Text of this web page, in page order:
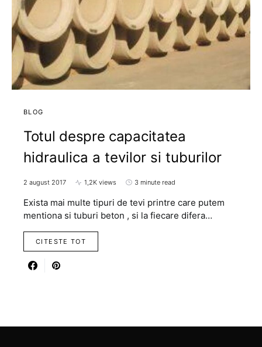
BLOG
Totul despre capacitatea
hidraulica a tevilor si tuburilor
2 august 2017 1,2K views 3 minute read
Exista mai multe tipuri de tevi printre care putem
mentiona si tuburi beton , si la fiecare difera…
CITESTE TOT